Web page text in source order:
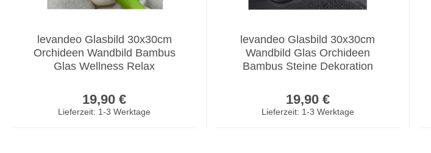
levandeo Glasbild 30x30cm
Orchideen Wandbild Bambus
Glas Wellness Relax
19,90 €
Lieferzeit: 1-3 Werktage
levandeo Glasbild 30x30cm
Wandbild Glas Orchideen
Bambus Steine Dekoration
19,90 €
Lieferzeit: 1-3 Werktage